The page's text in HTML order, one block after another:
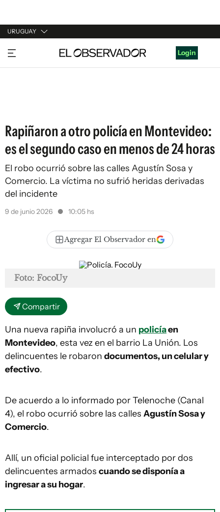
URUGUAY
URUGUAY
ARGENTINA
Login
Rapiñaron a otro policía en Montevideo:
es el segundo caso en menos de 24 horas
El robo ocurrió sobre las calles Agustín Sosa y
Comercio. La víctima no sufrió heridas derivadas
del incidente
9 de junio 2026 10:05 hs
Agregar El Observador en
Foto: FocoUy
Compartir
Una nueva rapiña involucró a un policíaen
Montevideo, esta vez en el barrio La Unión. Los
delincuentes le robaron documentos, un celular y
efectivo.
De acuerdo a lo informado por Telenoche (Canal
4), el robo ocurrió sobre las calles Agustín Sosa y
Comercio.
Allí, un oficial policial fue interceptado por dos
delincuentes armados cuando se disponía a
ingresar a su hogar.